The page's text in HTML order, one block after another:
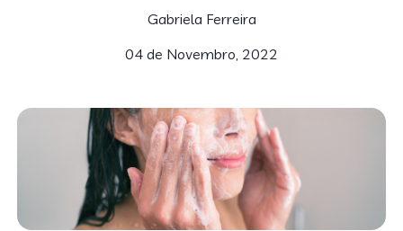
Gabriela Ferreira
04 de Novembro, 2022